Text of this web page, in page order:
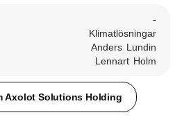
-
Klimatlösningar
Anders Lundin
Lennart Holm
Axolot Solutions Holding